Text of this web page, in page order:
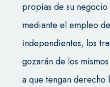
propias de su
mediante el empleo
independientes, los
gozarán de los
a que tengan derecho